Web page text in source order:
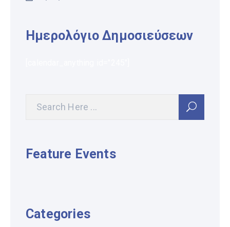
Ημερολόγιο Δημοσιεύσεων
Feature Events
Categories